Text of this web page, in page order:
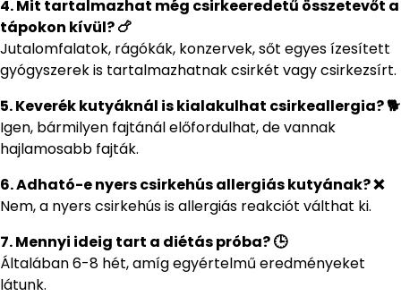
4. Mit tartalmazhat még csirkeeredetű összetevőt a
tápokon kívül? 🍗
Jutalomfalatok, rágókák, konzervek, sőt egyes ízesített
gyógyszerek is tartalmazhatnak csirkét vagy csirkezsírt.
5. Keverék kutyáknál is kialakulhat csirkeallergia? 🐕
Igen, bármilyen fajtánál előfordulhat, de vannak
hajlamosabb fajták.
6. Adható-e nyers csirkehús allergiás kutyának? ❌
Nem, a nyers csirkehús is allergiás reakciót válthat ki.
7. Mennyi ideig tart a diétás próba? 🕒
Általában 6-8 hét, amíg egyértelmű eredményeket
látunk.